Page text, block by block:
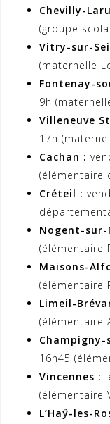
Chevilly-
(groupe
Vitry-sur-
(maternelle
Fontenay-
9h
Villeneuve
17h
Cachan :
(élémentaire
Créteil :
Nogent-sur-
(élémentaire
Maisons-
(élémentaire
Limeil-
(élémentaire
Champigny-
16h45
Vincennes :
(élémentaire
L’Haÿ-les-